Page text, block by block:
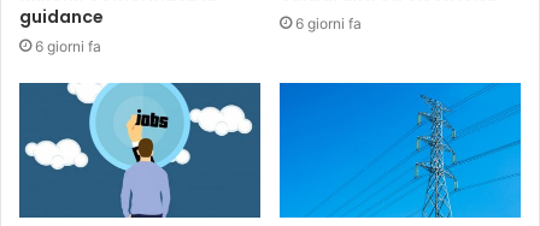
guidance
6 giorni fa
6 giorni fa